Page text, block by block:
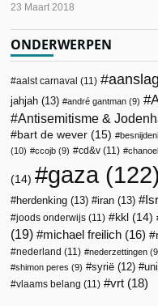
23 Maart 2018
ONDERWERPEN
aalst carnaval (11)
jahjah (13) andré gantman (9)
Antisemitisme &
bart de wever (15)
(10)
ccojb (9) cd&v (11)
(14) gaza(122)
herdenking (13) iran (13)
joods onderwijs (11) kkl (14)
(19)
michael freilich (16)
nederland (11) nederzettingen
shimon peres (9) syrië (12)
vlaams belang (11) vrt (18)